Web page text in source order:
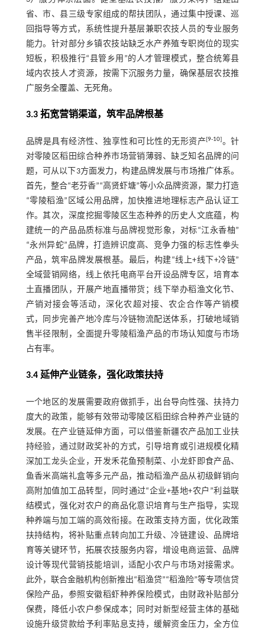
省、市、县三级专家组成的帮扶团队，通过集中授课、巡
回指导等方式，系统性提升基层兼职农技人员的专业服务
能力。针对部分乡镇农技站缺乏水产养殖专职岗位的现实
短板，积极推行“县管乡用”的人才管理模式，整合统筹县
域内农技人才资源，按需下沉服务力量，确保基层农技推
广服务全覆盖、无死角。
3.3 拓宽营销渠道，筑牢品牌根基
品牌是具有经济性、独享性和可比性的无形资产[9-10]。针
对零陵区稻田综合种养市场营销薄弱、缺乏知名品牌的问
题，可从以下3方面发力，构建品牌发展与市场推广体系。
首先，整合“老芬香”“高贤虾塘”等小众品牌资源，聚力打造
“零陵稻渔”区域公用品牌，加快推进地理标志产品认证工
作。其次，深度挖掘零陵区生态种养的历史人文底蕴，构
建统一的产品品质标准与品牌视觉形象，对标“江永香柚”
“永州异蛇”品牌，打造辨识度高、竞争力强的标志性拳头
产品，筑牢品牌发展根基。最后，构建“线上+线下+冷链”
全域营销网络，线上依托电商平台开设品牌专区，培育本
土直播团队，开展产地直播带货；线下举办稻渔文化节、
产销对接会等活动，深化农超对接、农企合作等产销模
式，同步完善产地冷库与冷链物流配送体系，打破地域销
售半径限制，全面提升零陵稻渔产品的市场认知度与市场
占有率。
3.4 延伸产业链条，强化政策扶持
一个地区的发展需要政府做抓手，出台导向性强、扶持力
度大的政策，能够有效带动零陵区稻田综合种养产业链的
发展。在产业链延伸方面，可以借鉴新疆农产品加工业扶
持经验，通过财政奖补的方式，引导培育或引进规模化精
深加工龙头企业，开发禾花鱼预制菜、小龙虾即食产品、
鱼香米高端礼盒等多元产品，推动稻渔产品从初级鲜销向
高附加值加工品转型，同时通过“企业+基地+农户”利益联
结模式，强化对农户的商品化意识培育与生产指导，实现
种养端与加工端的高效衔接。在政策支持方面，优化政策
扶持结构，将补贴重点转向加工升级、冷链建设、品牌培
育等关键环节，拓展农技服务内容，增设电商运营、品牌
设计等现代营销技能培训，适配小农户与市场对接需求。
此外，联合金融机构创新推出“稻渔贷”“稻渔险”等专项信贷
保险产品，参照安徽稻虾种养保险模式，由财政补贴部分
保费，降低小农户参保成本；同时对新型经营主体的基础
设施升级贷款给予利率贴息支持，缓解资金压力，全方位